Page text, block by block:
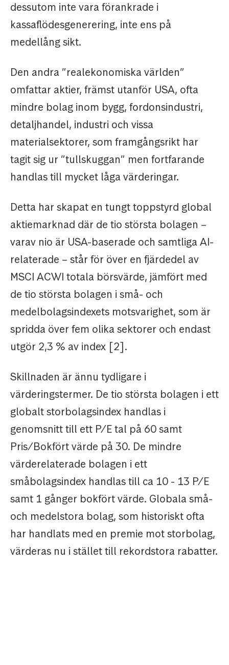
dessutom inte vara förankrade i
kassaflödesgenerering, inte ens på
medellång sikt.
Den andra ”realekonomiska världen”
omfattar aktier, främst utanför USA, ofta
mindre bolag inom bygg, fordonsindustri,
detaljhandel, industri och vissa
materialsektorer, som framgångsrikt har
tagit sig ur ”tullskuggan” men fortfarande
handlas till mycket låga värderingar.
Detta har skapat en tungt toppstyrd global
aktiemarknad där de tio största bolagen –
varav nio är USA-baserade och samtliga AI-
relaterade – står för över en fjärdedel av
MSCI ACWI totala börsvärde, jämfört med
de tio största bolagen i små- och
medelbolagsindexets motsvarighet, som är
spridda över fem olika sektorer och endast
utgör 2,3 % av index [2].
Skillnaden är ännu tydligare i
värderingstermer. De tio största bolagen i ett
globalt storbolagsindex handlas i
genomsnitt till ett P/E tal på 60 samt
Pris/Bokfört värde på 30. De mindre
värderelaterade bolagen i ett
småbolagsindex handlas till ca 10 - 13 P/E
samt 1 gånger bokfört värde. Globala små-
och medelstora bolag, som historiskt ofta
har handlats med en premie mot storbolag,
värderas nu i stället till rekordstora rabatter.